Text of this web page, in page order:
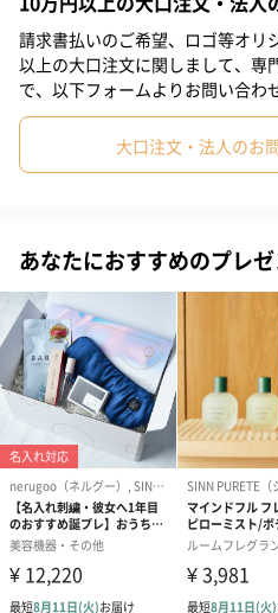
香りのコンセプトは、美しい大自
験。その日を振り返り、感情や思
頭や心をリセットし、本来の美し
2つのポイント
POINT 1 オイルなのに軽いつ
のブルーオイル
オイルなのに軽いつけ心地で肌
のスキンケアの浸透まで高める成
成分のほんのりアイシーなブルー
ます。
POINT 2 美肌菌のバランス
ツ発酵エキス配合
希少なスイスに生息する蜂“ブラ
請求書払いのご希望、ロゴ等オリ
以上の大口注文に関しまして、専
で、以下フォームよりお問い合わ
大口注文・法人のお
あなたにおすすめのプレ